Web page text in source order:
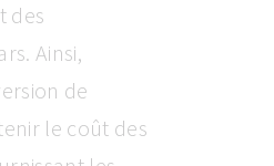
des
Ainsi,
de
le coût des